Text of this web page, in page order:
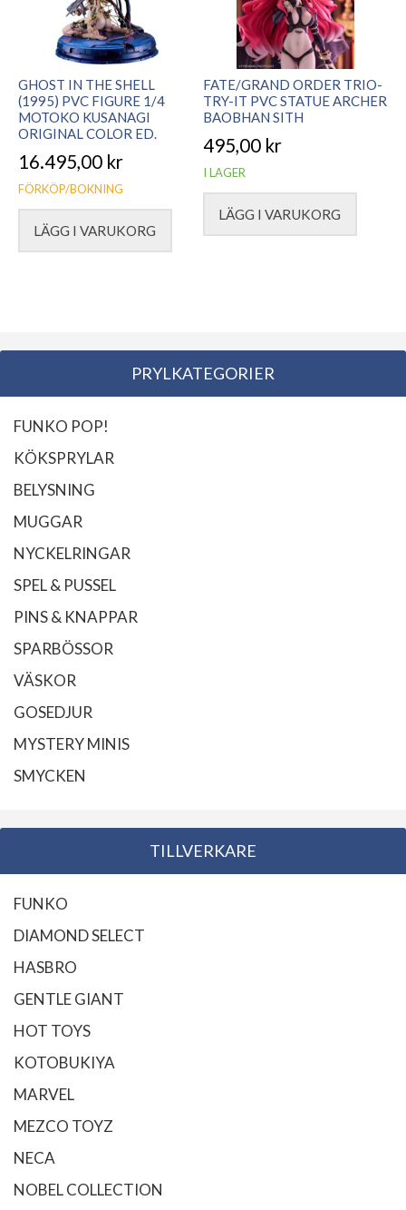
GHOST IN THE SHELL
(1995) PVC FIGURE 1/4
MOTOKO KUSANAGI
ORIGINAL COLOR ED.
16.495,00 kr
FÖRKÖP/BOKNING
LÄGG I VARUKORG
FATE/GRAND ORDER TRIO-
TRY-IT PVC STATUE ARCHER
BAOBHAN SITH
495,00 kr
I LAGER
LÄGG I VARUKORG
PRYLKATEGORIER
FUNKO POP!
KÖKSPRYLAR
BELYSNING
MUGGAR
NYCKELRINGAR
SPEL & PUSSEL
PINS & KNAPPAR
SPARBÖSSOR
VÄSKOR
GOSEDJUR
MYSTERY MINIS
SMYCKEN
TILLVERKARE
FUNKO
DIAMOND SELECT
HASBRO
GENTLE GIANT
HOT TOYS
KOTOBUKIYA
MARVEL
MEZCO TOYZ
NECA
NOBEL COLLECTION